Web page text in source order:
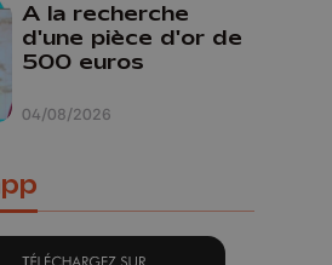
04/08/2026
A la recherche
d'une pièce d'or de
500 euros